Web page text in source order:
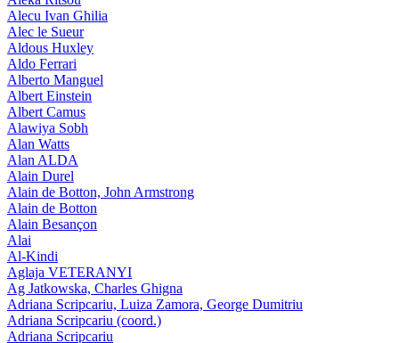
Alecu Ivan Ghilia
Alec le Sueur
Aldous Huxley
Aldo Ferrari
Alberto Manguel
Albert Einstein
Albert Camus
Alawiya Sobh
Alan Watts
Alan ALDA
Alain Durel
Alain de Botton, John Armstrong
Alain de Botton
Alain Besançon
Alai
Al-Kindi
Aglaja VETERANYI
Ag Jatkowska, Charles Ghigna
Adriana Scripcariu, Luiza Zamora, George Dumitriu
Adriana Scripcariu (coord.)
Adriana Scripcariu